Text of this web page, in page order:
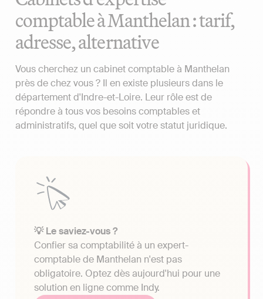
comptable à Manthelan : tarif,
adresse, alternative
Vous cherchez un cabinet comptable à Manthelan
près de chez vous ? Il en existe plusieurs dans le
département d'Indre-et-Loire. Leur rôle est de
répondre à tous vos besoins comptables et
administratifs, quel que soit votre statut juridique.
💡 Le saviez-vous ?
Confier sa comptabilité à un expert-
comptable de Manthelan n'est pas
obligatoire. Optez dès aujourd'hui pour une
solution en ligne comme Indy.